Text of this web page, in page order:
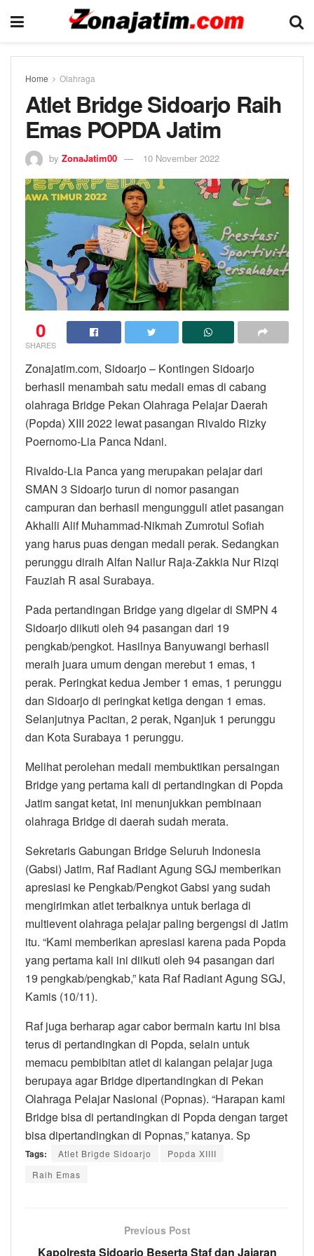
Home Olahraga
Atlet Bridge Sidoarjo Raih
Emas POPDA Jatim
by ZonaJatim00 10 November 2022
0
SHARES
Zonajatim.com, Sidoarjo – Kontingen Sidoarjo
berhasil menambah satu medali emas di cabang
olahraga Bridge Pekan Olahraga Pelajar Daerah
(Popda) XIII 2022 lewat pasangan Rivaldo Rizky
Poernomo-Lia Panca Ndani.
Rivaldo-Lia Panca yang merupakan pelajar dari
SMAN 3 Sidoarjo turun di nomor pasangan
campuran dan berhasil mengungguli atlet pasangan
Akhalli Alif Muhammad-Nikmah Zumrotul Sofiah
yang harus puas dengan medali perak. Sedangkan
perunggu diraih Alfan Nailur Raja-Zakkia Nur Rizqi
Fauziah R asal Surabaya.
Pada pertandingan Bridge yang digelar di SMPN 4
Sidoarjo diikuti oleh 94 pasangan dari 19
pengkab/pengkot. Hasilnya Banyuwangi berhasil
meraih juara umum dengan merebut 1 emas, 1
perak. Peringkat kedua Jember 1 emas, 1 perunggu
dan Sidoarjo di peringkat ketiga dengan 1 emas.
Selanjutnya Pacitan, 2 perak, Nganjuk 1 perunggu
dan Kota Surabaya 1 perunggu.
Melihat perolehan medali membuktikan persaingan
Bridge yang pertama kali di pertandingkan di Popda
Jatim sangat ketat, ini menunjukkan pembinaan
olahraga Bridge di daerah sudah merata.
Sekretaris Gabungan Bridge Seluruh Indonesia
(Gabsi) Jatim, Raf Radiant Agung SGJ memberikan
apresiasi ke Pengkab/Pengkot Gabsi yang sudah
mengirimkan atlet terbaiknya untuk berlaga di
multievent olahraga pelajar paling bergengsi di Jatim
itu. “Kami memberikan apresiasi karena pada Popda
yang pertama kali ini diikuti oleh 94 pasangan dari
19 pengkab/pengkab,” kata Raf Radiant Agung SGJ,
Kamis (10/11).
Raf juga berharap agar cabor bermain kartu ini bisa
terus di pertandingkan di Popda, selain untuk
memacu pembibitan atlet di kalangan pelajar juga
berupaya agar Bridge dipertandingkan di Pekan
Olahraga Pelajar Nasional (Popnas). “Harapan kami
Bridge bisa di pertandingkan di Popda dengan target
bisa dipertandingkan di Popnas,” katanya. Sp
Tags: Atlet Brigde Sidoarjo
Popda XIIII
Raih Emas
Previous Post
Kapolresta Sidoarjo Beserta Staf dan Jajaran